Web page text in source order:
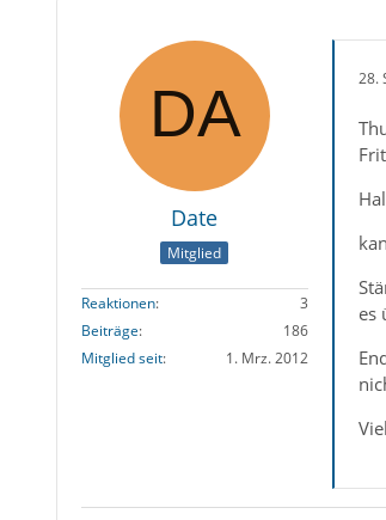
Date
Mitglied
Reaktionen
3
Beiträge
186
Mitglied seit
1. Mrz. 2012
28.
es